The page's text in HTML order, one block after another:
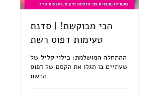
הכי מבוקשת! | סדנת
טעימות דפוס רשת
ההתחלה המושלמת: בילוי קליל של
שעתיים בו תגלו את הקסם של דפוס
הרשת